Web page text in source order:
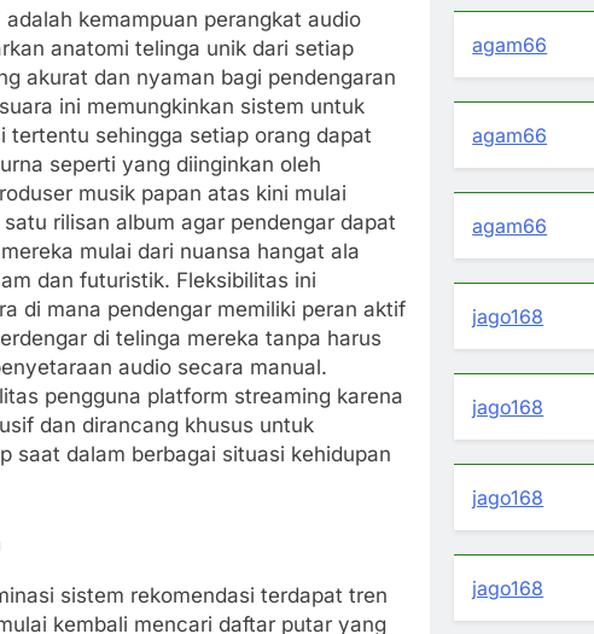
kemampuan perangkat audio
anatomi telinga unik dari setiap
akurat dan nyaman bagi pendengaran
ini memungkinkan sistem untuk
tertentu sehingga setiap orang dapat
seperti yang diinginkan oleh
musik papan atas kini mulai
rilisan album agar pendengar dapat
mulai dari nuansa hangat ala
dan futuristik. Fleksibilitas ini
di mana pendengar memiliki peran aktif
di telinga mereka tanpa harus
audio secara manual.
pengguna platform streaming karena
dan dirancang khusus untuk
saat dalam berbagai situasi kehidupan
sistem rekomendasi terdapat tren
kembali mencari daftar putar yang
agam66
agam66
agam66
jago168
jago168
jago168
jago168